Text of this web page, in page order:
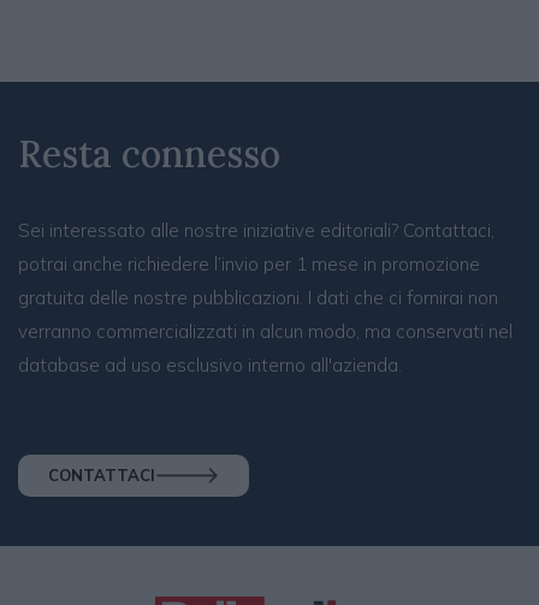
Resta connesso
Sei interessato alle nostre iniziative editoriali? Contattaci,
potrai anche richiedere l’invio per 1 mese in promozione
gratuita delle nostre pubblicazioni. I dati che ci fornirai non
verranno commercializzati in alcun modo, ma conservati nel
database ad uso esclusivo interno all'azienda.
CONTATTACI